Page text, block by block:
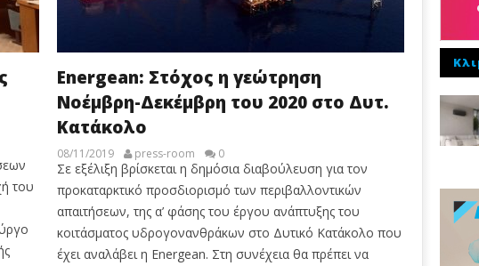
του
Energean: Στόχος η γεώτρηση
Νοέμβρη-Δεκέμβρη του 2020 στο Δυτ.
Κατάκολο
08/11/2019 press-room 0
Σε εξέλιξη βρίσκεται η δημόσια διαβούλευση για τον
προκαταρκτικό προσδιορισμό των περιβαλλοντικών
απαιτήσεων, της α’ φάσης του έργου ανάπτυξης του
κοιτάσματος υδρογονανθράκων στο Δυτικό Κατάκολο που
έχει αναλάβει η Energean. Στη συνέχεια θα πρέπει να